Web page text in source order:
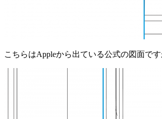
こちらはAppleから出ている公式の図面で